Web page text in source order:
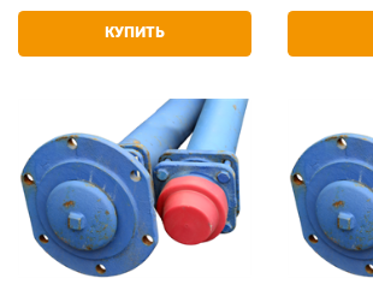
КУПИТЬ